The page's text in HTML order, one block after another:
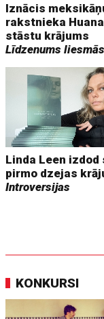
Iznācis
rakstnieka
stāstu krājums
Līdzenums liesmās
Linda Leen izdod
pirmo dzejas
Introversijas
KONKURSI